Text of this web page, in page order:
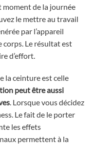
moment de la journée
le mettre au travail
par l’appareil
Le résultat est
d’effort.
la ceinture est celle
peut être aussi
. Lorsque vous décidez
Le fait de le porter
les effets
permettent à la